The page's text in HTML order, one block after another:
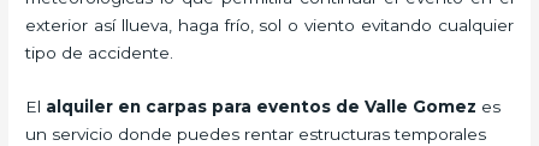
exterior así llueva, haga frío, sol o viento evitando cualquier
tipo de accidente.
El alquiler en carpas para eventos de Valle Gomez es
un servicio donde puedes rentar estructuras temporales